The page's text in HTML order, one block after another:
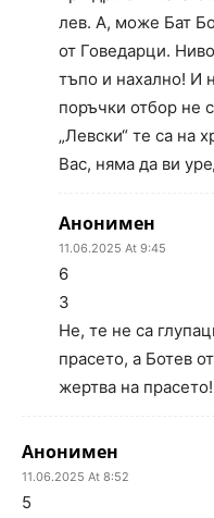
лев. А, може Бат
от Говедарци.
тъпо и нахално! И
поръчки отбор не
„Левски“ те са на
Вас, няма да ви
Анонимен
11.06.2025 At 9:45
6
3
Не, те не са
прасето, а Ботев
жертва на прасето!
Анонимен
11.06.2025 At 8:52
5